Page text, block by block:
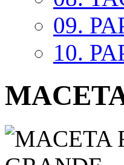
09.
10.